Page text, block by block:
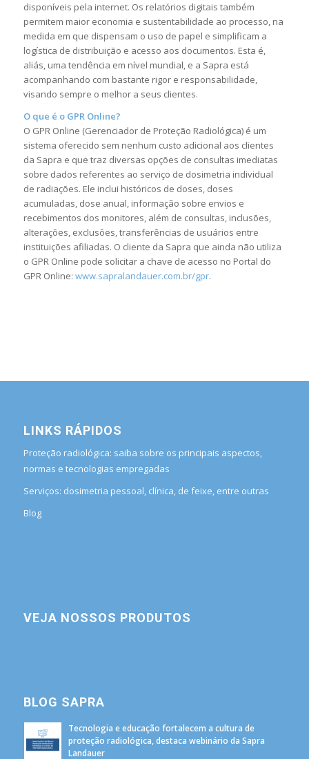
disponíveis pela internet. Os relatórios digitais também
permitem maior economia e sustentabilidade ao processo, na
medida em que dispensam o uso de papel e simplificam a
logística de distribuição e acesso aos documentos. Esta é,
aliás, uma tendência em nível mundial, e a Sapra está
acompanhando com bastante rigor e responsabilidade,
visando sempre o melhor a seus clientes.
O que é o GPR Online?
O GPR Online (Gerenciador de Proteção Radiológica) é um
sistema oferecido sem nenhum custo adicional aos clientes
da Sapra e que traz diversas opções de consultas imediatas
sobre dados referentes ao serviço de dosimetria individual
de radiações. Ele inclui históricos de doses, doses
acumuladas, dose anual, informação sobre envios e
recebimentos dos monitores, além de consultas, inclusões,
alterações, exclusões, transferências de usuários entre
instituições afiliadas. O cliente da Sapra que ainda não utiliza
o GPR Online pode solicitar a chave de acesso no Portal do
GPR Online: www.sapralandauer.com.br/gpr.
LINKS RÁPIDOS
Proteção radiológica: saiba sobre os principais aspectos,
normas e tecnologias empregadas
Serviços: dosimetria pessoal, clínica, de feixe, entre outras
Blog
VEJA NOSSOS PRODUTOS
BLOG SAPRA
Tecnologia e educação fortalecem a cultura de
proteção radiológica, destaca webinário da Sapra
Landauer